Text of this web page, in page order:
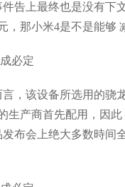
件告上最终也是没有
，那小米4是不是能够
，该设备所选用的骁
生产商首先配用，因
布会上绝大多数時